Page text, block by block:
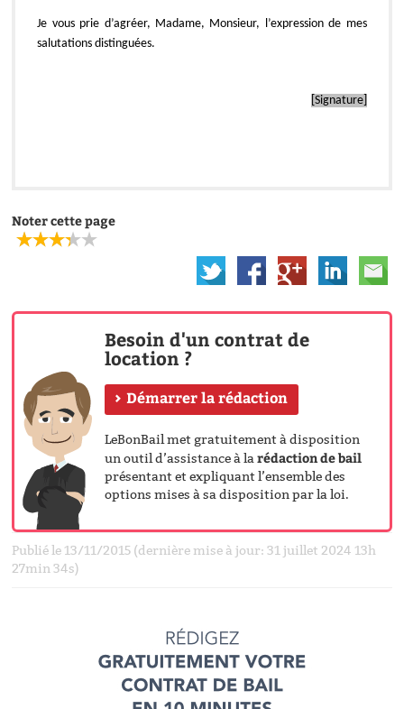
Je vous prie d’agréer, Madame, Monsieur, l’expression de mes
salutations distinguées.
[Signature]
Noter cette page
Besoin d'un contrat de
location ?
Démarrer la rédaction
LeBonBail met gratuitement à disposition
un outil d’assistance à larédaction de bail
présentant et expliquant l’ensemble des
options mises à sa disposition par la loi.
Publié le 13/11/2015 (dernière mise à jour: 31 juillet 2024 13h
27min 34s)